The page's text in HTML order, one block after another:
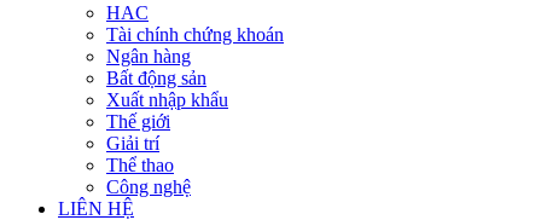
HAC
Tài chính chứng khoán
Ngân hàng
Bất động sản
Xuất nhập khẩu
Thế giới
Giải trí
Thể thao
Công nghệ
LIÊN HỆ